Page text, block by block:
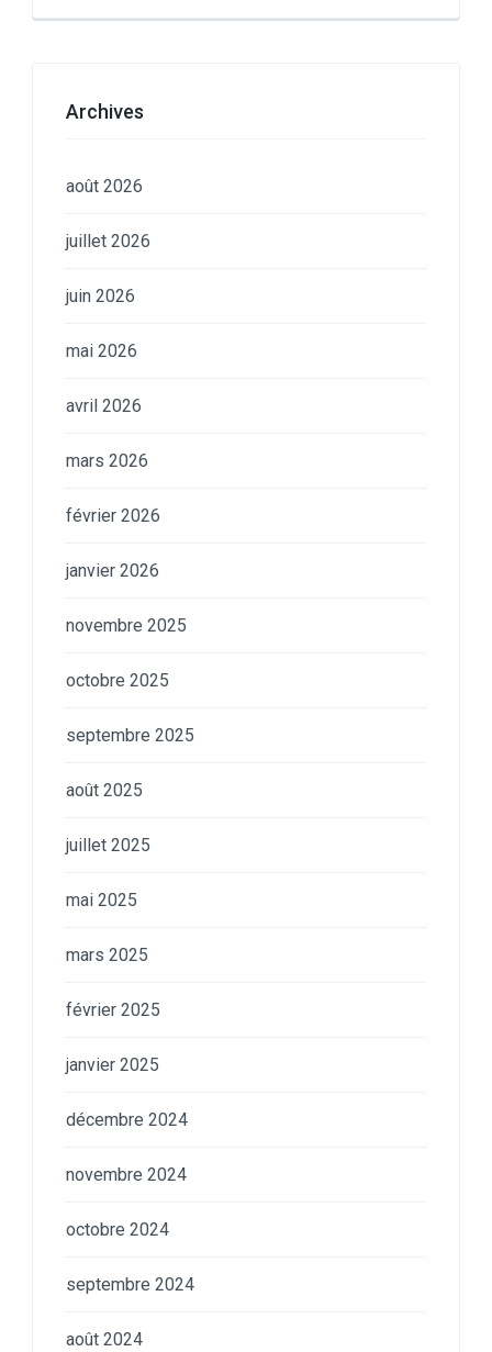
Archives
août 2026
juillet 2026
juin 2026
mai 2026
avril 2026
mars 2026
février 2026
janvier 2026
novembre 2025
octobre 2025
septembre 2025
août 2025
juillet 2025
mai 2025
mars 2025
février 2025
janvier 2025
décembre 2024
novembre 2024
octobre 2024
septembre 2024
août 2024